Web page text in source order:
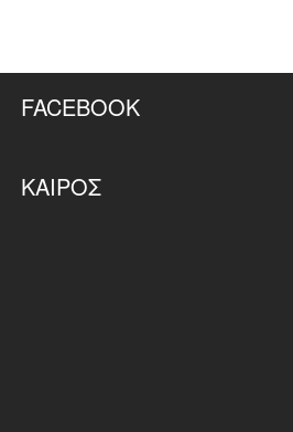
FACEBOOK
ΚΑΙΡΌΣ